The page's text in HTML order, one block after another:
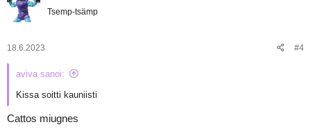
Tsemp-tsämp
18.6.2023 #4
aviva sanoi:
Kissa soitti kauniisti
Cattos miugnes